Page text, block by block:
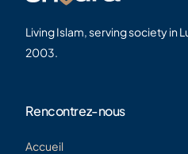
Living Islam, serving society in
2003.
Rencontrez-nous
Accueil